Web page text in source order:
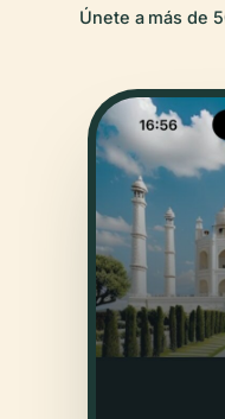
Únete a más de